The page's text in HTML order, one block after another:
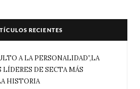
RECIENTES
A LA PERSONALIDAD”,LA
LÍDERES DE SECTA MÁS
HISTORIA